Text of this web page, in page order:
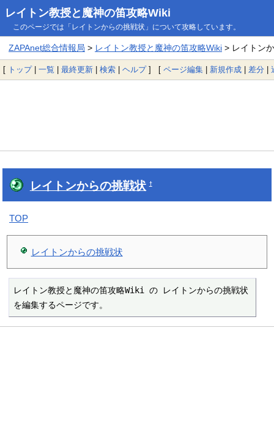
レイトン教授と魔神の笛攻略Wiki
このページでは「レイトンからの挑戦状」について攻略しています。
ZAPAnet総合情報局 > レイトン教授と魔神の笛攻略Wiki> レイトン
[ トップ| 一覧 | 最終更新 | 検索 | ヘルプ] [ ページ編集 | 新規作成 | 差分 |
レイトンからの挑戦状 †
TOP
レイトンからの挑戦状
レイトン教授と魔神の笛攻略Wiki の レイトンからの挑戦状
を編集するページです。